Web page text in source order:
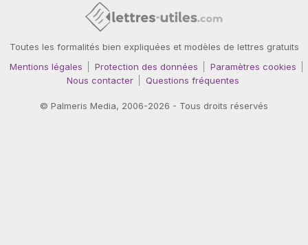
Toutes les formalités bien expliquées et modèles de lettres gratuits
Mentions légales
Protection des données
Paramètres cookies
Nous contacter
Questions fréquentes
© Palmeris Media, 2006-2026 - Tous droits réservés